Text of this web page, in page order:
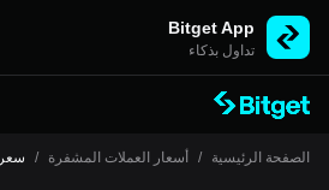
Bitget App
تداول بذكاء
الصفحة الرئيسية / أسعار العملات المشفرة / سعر 4